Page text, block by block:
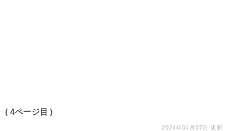
( 4ページ目 )
2024年04月07日 更新